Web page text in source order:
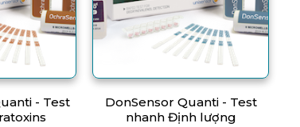
- Test
DonSensor Quanti - Test
nhanh Định lượng